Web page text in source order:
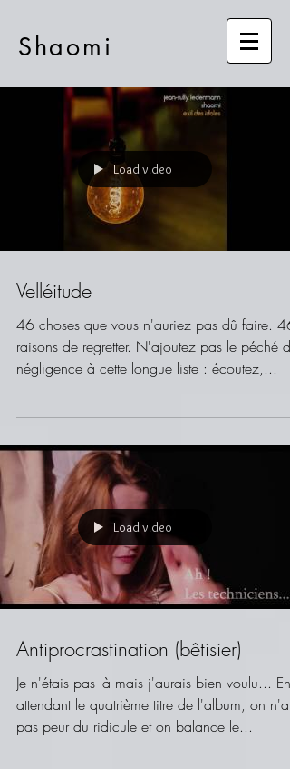
Shaomi
Load video
Velléitude
46 choses que vous n'auriez pas dû faire. 46
raisons de regretter. N'ajoutez pas le péché de
négligence à cette longue liste : écoutez,...
Load video
Antiprocrastination (bêtisier)
Je n'étais pas là mais j'aurais bien voulu... En
attendant le quatrième titre de l'album, on n'a
pas peur du ridicule et on balance le...